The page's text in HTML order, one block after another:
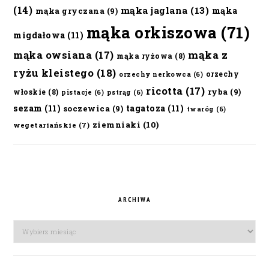
(14) mąka gryczana (9) mąka jaglana (13) mąka
migdałowa (11) mąka orkiszowa (71)
mąka owsiana (17) mąka ryżowa (8) mąka z
ryżu kleistego (18) orzechy nerkowca (6) orzechy
włoskie (8) pistacje (6) pstrąg (6) ricotta (17) ryba (9)
sezam (11) soczewica (9) tagatoza (11) twaróg (6)
wegetariańskie (7) ziemniaki (10)
ARCHIWA
Archiwa